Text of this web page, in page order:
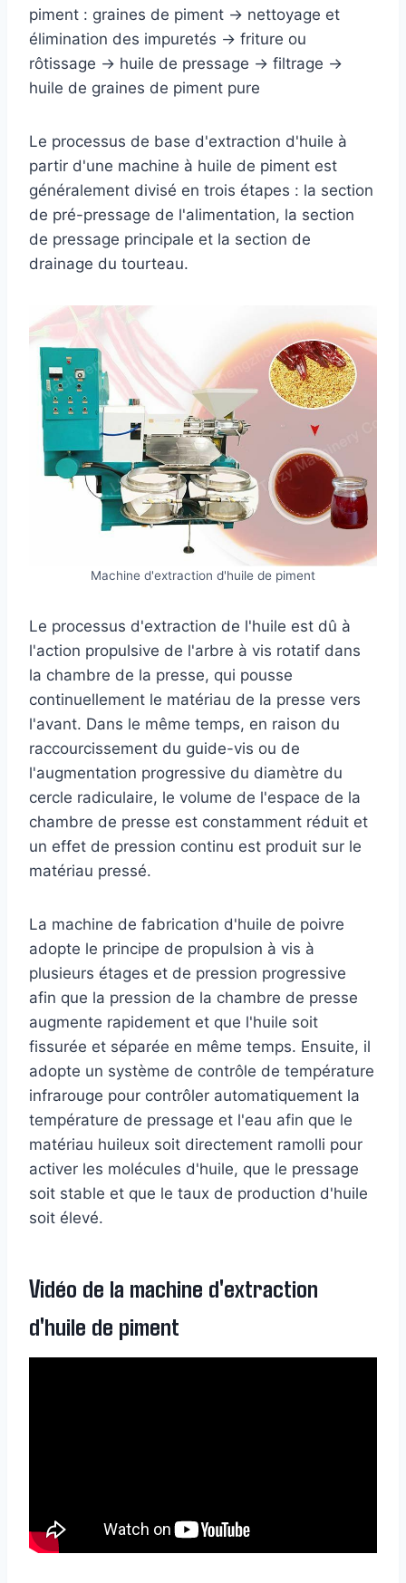
piment : graines de piment → nettoyage et
élimination des impuretés → friture ou
rôtissage → huile de pressage → filtrage →
huile de graines de piment pure
Le processus de base d'extraction d'huile à
partir d'une machine à huile de piment est
généralement divisé en trois étapes : la section
de pré-pressage de l'alimentation, la section
de pressage principale et la section de
drainage du tourteau.
Machine d'extraction d'huile de piment
Le processus d'extraction de l'huile est dû à
l'action propulsive de l'arbre à vis rotatif dans
la chambre de la presse, qui pousse
continuellement le matériau de la presse vers
l'avant. Dans le même temps, en raison du
raccourcissement du guide-vis ou de
l'augmentation progressive du diamètre du
cercle radiculaire, le volume de l'espace de la
chambre de presse est constamment réduit et
un effet de pression continu est produit sur le
matériau pressé.
La machine de fabrication d'huile de poivre
adopte le principe de propulsion à vis à
plusieurs étages et de pression progressive
afin que la pression de la chambre de presse
augmente rapidement et que l'huile soit
fissurée et séparée en même temps. Ensuite, il
adopte un système de contrôle de température
infrarouge pour contrôler automatiquement la
température de pressage et l'eau afin que le
matériau huileux soit directement ramolli pour
activer les molécules d'huile, que le pressage
soit stable et que le taux de production d'huile
soit élevé.
Vidéo de la machine d'extraction
d'huile de piment